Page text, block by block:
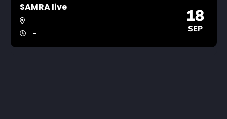
SAMRA live
-
18
SEP